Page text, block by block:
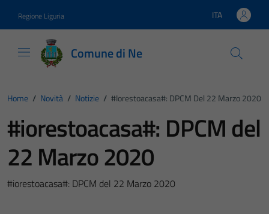
Regione Liguria Lingua attiva:
ITA
Comune di Ne
Home / Novità / Notizie / #iorestoacasa#: DPCM Del 22 Marzo 2020
#iorestoacasa#: DPCM del
22 Marzo 2020
#iorestoacasa#: DPCM del 22 Marzo 2020